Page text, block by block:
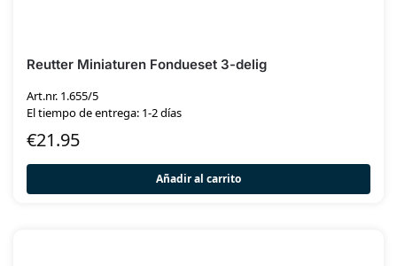
Reutter Miniaturen Fondueset 3-delig
Art.nr. 1.655/5
El tiempo de entrega: 1-2 días
€21.95
Añadir al carrito